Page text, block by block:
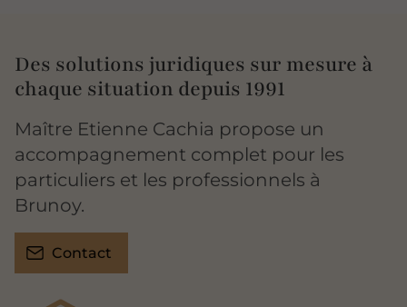
Des solutions juridiques sur mesure à
chaque situation depuis 1991
Maître Etienne Cachia propose un
accompagnement complet pour les
particuliers et les professionnels à
Brunoy.
Contact